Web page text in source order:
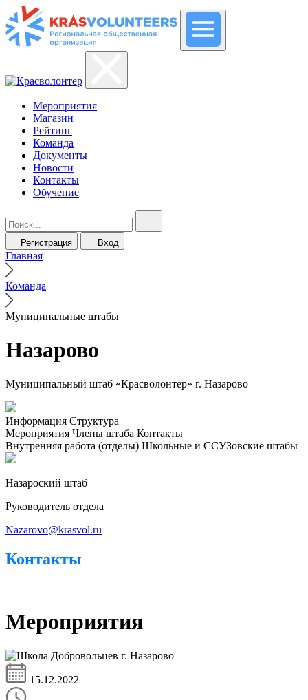
Мероприятия
Магазин
Рейтинг
Команда
Документы
Новости
Контакты
Обучение
Регистрация Вход
Главная
Команда
Муниципальные штабы
Назарово
Муниципальный штаб «Красволонтер» г. Назарово
Информация Структура
Мероприятия Члены штаба Контакты
Внутренняя работа (отделы) Школьные и ССУЗовские штабы
Назароский штаб
Руководитель отдела
Nazarovo@krasvol.ru
Контакты
Мероприятия
15.12.2022